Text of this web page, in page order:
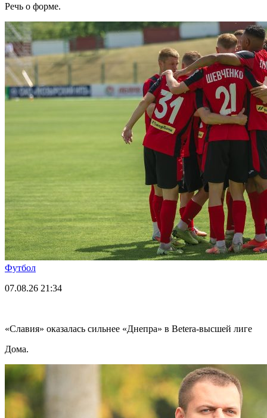
Речь о форме.
Футбол
07.08.26 21:34
«Славия» оказалась сильнее «Днепра» в Betera-высшей лиге
Дома.